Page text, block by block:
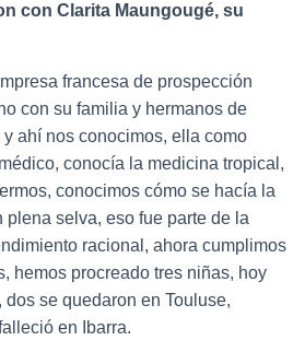
con Clarita Maungougé, su
francesa de prospección
con su familia y hermanos de
ahí nos conocimos, ella como
conocía la medicina tropical,
conocimos cómo se hacía la
plena selva, eso fue parte de la
racional, ahora cumplimos
hemos procreado tres niñas, hoy
se quedaron en Touluse,
en Ibarra.